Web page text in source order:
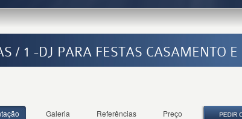
/ 1 -DJ PARA FESTAS CASAMENTO
Galeria Referências Preço